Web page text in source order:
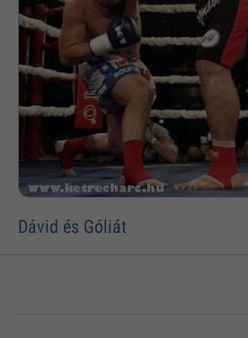
Dávid és Góliát